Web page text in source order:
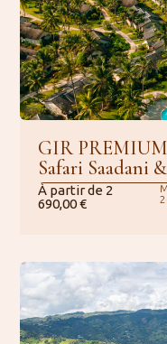
GIR
Safari Saadani
À partir de 2
690,00€